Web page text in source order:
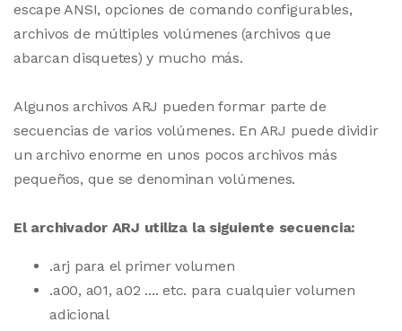
escape ANSI, opciones de comando configurables,
archivos de múltiples volúmenes (archivos que
abarcan disquetes) y mucho más.
Algunos archivos ARJ pueden formar parte de
secuencias de varios volúmenes. En ARJ puede dividir
un archivo enorme en unos pocos archivos más
pequeños, que se denominan volúmenes.
El archivador ARJ utiliza la siguiente secuencia:
.arj para el primer volumen
.a00, a01, a02 .... etc. para cualquier volumen
adicional